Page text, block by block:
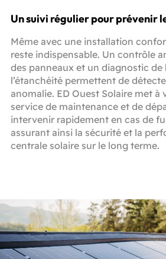
Un suivi régulier pour prévenir
Même avec une installation
reste indispensable. Un contrôle
des panneaux et un diagnostic de
l’étanchéité permettent de
anomalie. ED Ouest Solaire met
service de maintenance et de
intervenir rapidement en cas de
assurant ainsi la sécurité et la
centrale solaire sur le long terme.